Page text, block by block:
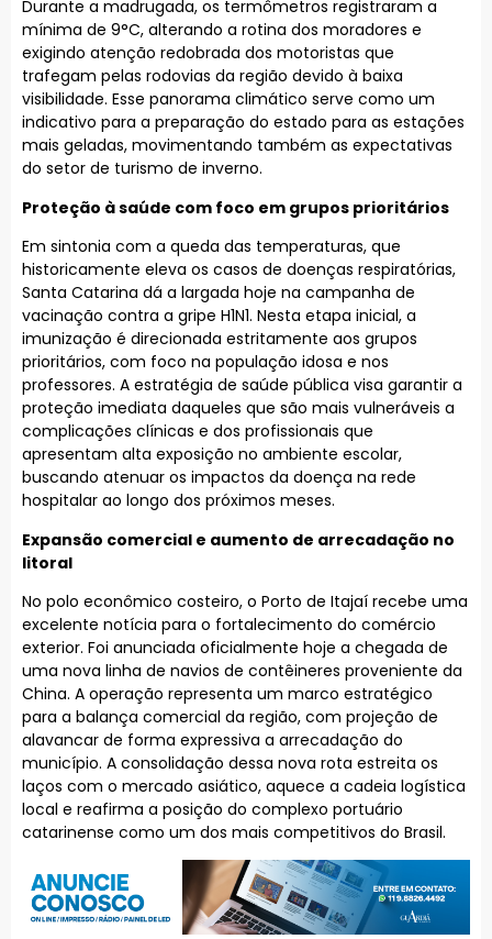
Durante a madrugada, os termômetros registraram a
mínima de 9°C, alterando a rotina dos moradores e
exigindo atenção redobrada dos motoristas que
trafegam pelas rodovias da região devido à baixa
visibilidade. Esse panorama climático serve como um
indicativo para a preparação do estado para as estações
mais geladas, movimentando também as expectativas
do setor de turismo de inverno.
Proteção à saúde com foco em grupos prioritários
Em sintonia com a queda das temperaturas, que
historicamente eleva os casos de doenças respiratórias,
Santa Catarina dá a largada hoje na campanha de
vacinação contra a gripe H1N1. Nesta etapa inicial, a
imunização é direcionada estritamente aos grupos
prioritários, com foco na população idosa e nos
professores. A estratégia de saúde pública visa garantir a
proteção imediata daqueles que são mais vulneráveis a
complicações clínicas e dos profissionais que
apresentam alta exposição no ambiente escolar,
buscando atenuar os impactos da doença na rede
hospitalar ao longo dos próximos meses.
Expansão comercial e aumento de arrecadação no
litoral
No polo econômico costeiro, o Porto de Itajaí recebe uma
excelente notícia para o fortalecimento do comércio
exterior. Foi anunciada oficialmente hoje a chegada de
uma nova linha de navios de contêineres proveniente da
China. A operação representa um marco estratégico
para a balança comercial da região, com projeção de
alavancar de forma expressiva a arrecadação do
município. A consolidação dessa nova rota estreita os
laços com o mercado asiático, aquece a cadeia logística
local e reafirma a posição do complexo portuário
catarinense como um dos mais competitivos do Brasil.